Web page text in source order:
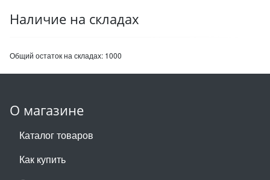
Наличие на складах
Общий остаток на складах: 1000
О магазине
Каталог товаров
Как купить